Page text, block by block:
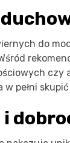
do
w pełni
i